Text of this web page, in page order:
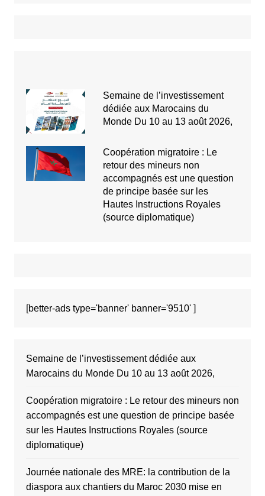
Semaine de l’investissement
dédiée aux Marocains du
Monde Du 10 au 13 août 2026,
Coopération migratoire : Le
retour des mineurs non
accompagnés est une question
de principe basée sur les
Hautes Instructions Royales
(source diplomatique)
[better-ads type='banner' banner='9510' ]
Semaine de l’investissement dédiée aux
Marocains du Monde Du 10 au 13 août 2026,
Coopération migratoire : Le retour des mineurs non
accompagnés est une question de principe basée
sur les Hautes Instructions Royales (source
diplomatique)
Journée nationale des MRE: la contribution de la
diaspora aux chantiers du Maroc 2030 mise en